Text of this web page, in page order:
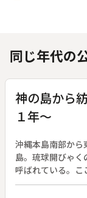
同じ年代の
神の島から
１年～
沖縄本島南部から
島。琉球開びゃく
呼ばれている。こ
来た子供たちが親